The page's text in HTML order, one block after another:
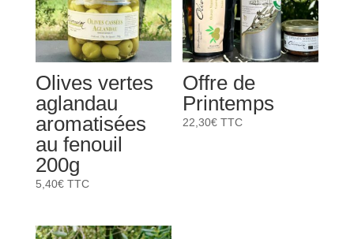
Olives vertes
aglandau
aromatisées
au fenouil
200g
5,40€ TTC
Offre de
Printemps
22,30€ TTC